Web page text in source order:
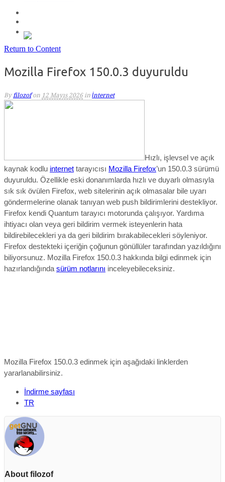
Return to Content
Mozilla Firefox 150.0.3 duyuruldu
By filozof on 12 Mayıs 2026 in İnternet
Hızlı, işlevsel ve açık
kaynak kodlu internet tarayıcısı Mozilla Firefox’un 150.0.3 sürümü
duyuruldu. Özellikle eski donanımlarda hızlı ve duyarlı olmasıyla
sık sık övülen Firefox, web sitelerinin açık olmasalar bile uyarı
göndermelerine olanak tanıyan web push bildirimlerini destekliyor.
Firefox kendi Quantum tarayıcı motorunda çalışıyor. Yardıma
ihtiyacı olan veya geri bildirim vermek isteyenlerin hata
bildirebilecekleri ya da geri bildirim bırakabilecekleri söyleniyor.
Firefox destekteki içeriğin çoğunun gönüllüler tarafından yazıldığını
biliyorsunuz. Mozilla Firefox 150.0.3 hakkında bilgi edinmek için
hazırlandığında sürüm notlarını inceleyebileceksiniz.
Mozilla Firefox 150.0.3 edinmek için aşağıdaki linklerden
yararlanabilirsiniz.
İndirme sayfası
TR
About filozof